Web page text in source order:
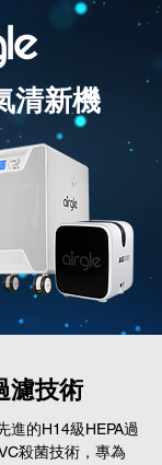
清新機
濾技術
進的H14級HEPA過
殺菌技術，專為